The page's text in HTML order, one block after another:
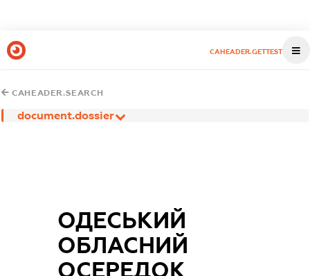
CAHEADER.GETTEST
CAHEADER.SEARCH
document.dossier
ОДЕСЬКИЙ
ОБЛАСНИЙ
ОСЕРЕДОК